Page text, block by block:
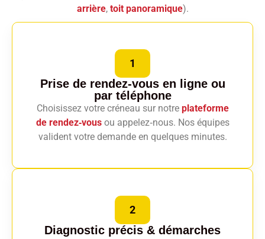
arrière, toit panoramique).
1
Prise de rendez-vous en ligne ou
par téléphone
Choisissez votre créneau sur notre plateforme
de rendez‑vousou appelez‑nous. Nos équipes
valident votre demande en quelques minutes.
2
Diagnostic précis & démarches